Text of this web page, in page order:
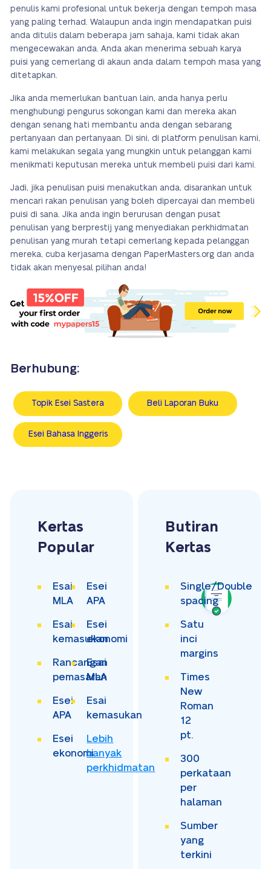
penulis kami profesional untuk bekerja dengan tempoh masa
yang paling terhad. Walaupun anda ingin mendapatkan puisi
anda ditulis dalam beberapa jam sahaja, kami tidak akan
mengecewakan anda. Anda akan menerima sebuah karya
puisi yang cemerlang di akaun anda dalam tempoh masa yang
ditetapkan.
Jika anda memerlukan bantuan lain, anda hanya perlu
menghubungi pengurus sokongan kami dan mereka akan
dengan senang hati membantu anda dengan sebarang
pertanyaan dan pertanyaan. Di sini, di platform penulisan kami,
kami melakukan segala yang mungkin untuk pelanggan kami
menikmati keputusan mereka untuk membeli puisi dari kami.
Jadi, jika penulisan puisi menakutkan anda, disarankan untuk
mencari rakan penulisan yang boleh dipercayai dan membeli
puisi di sana. Jika anda ingin berurusan dengan pusat
penulisan yang berprestij yang menyediakan perkhidmatan
penulisan yang murah tetapi cemerlang kepada pelanggan
mereka, cuba kerjasama dengan PaperMasters.org dan anda
tidak akan menyesal pilihan anda!
Berhubung:
Topik Esei Sastera Beli Laporan Buku
Esei Bahasa Inggeris
Kertas
Popular
Esai
MLA
Esei
APA
Esai
kemasukan
Esei
ekonomi
Rancangan
pemasaran
Esai
MLA
Esei
APA
Esai
kemasukan
Esei
ekonomi
Lebih
banyak
perkhidmatan
Butiran
Kertas
Single/Double
spacing
Satu
inci
margins
Times
New
Roman
12
pt.
300
perkataan
per
halaman
Sumber
yang
terkini